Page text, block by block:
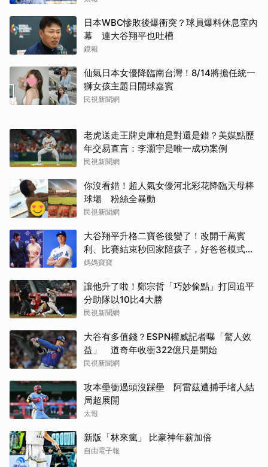
日本WBC慘敗後爆衝突？球員爆料休息室內
幕 連大谷翔平也吐槽
鏡報
仙氣日本女優降臨南台灣！8/14將擔任統一
獅女孩主題日開球嘉賓
民視新聞網
老虎送走王牌史庫柏是對還是錯？美媒點歷
年交易直言：李灝宇是唯一成功案例
民視新聞網
你沒看錯！超人氣女優河北彩花降臨天母棒
球場 粉絲全暴動
民視新聞網
大谷翔平升格二寶爸後變了！改開千萬賓
利、比賽結束秒回家陪孩子，好爸爸模式全
開
媽媽寶寶
讓他升了啦！鄭宗哲「巧妙偷點」打回追平
分助隊以10比4大勝
民視新聞網
大谷有多值錢？ESPN權威記者曝「驚人效
益」 道奇年收衝322億只是開始
民視新聞網
攻本壘衝過頭沒踩壘 阿雷茲遭捕手堵人結
局超展開
太報
新版「林來瘋」 比豪神年薪加倍
自由電子報